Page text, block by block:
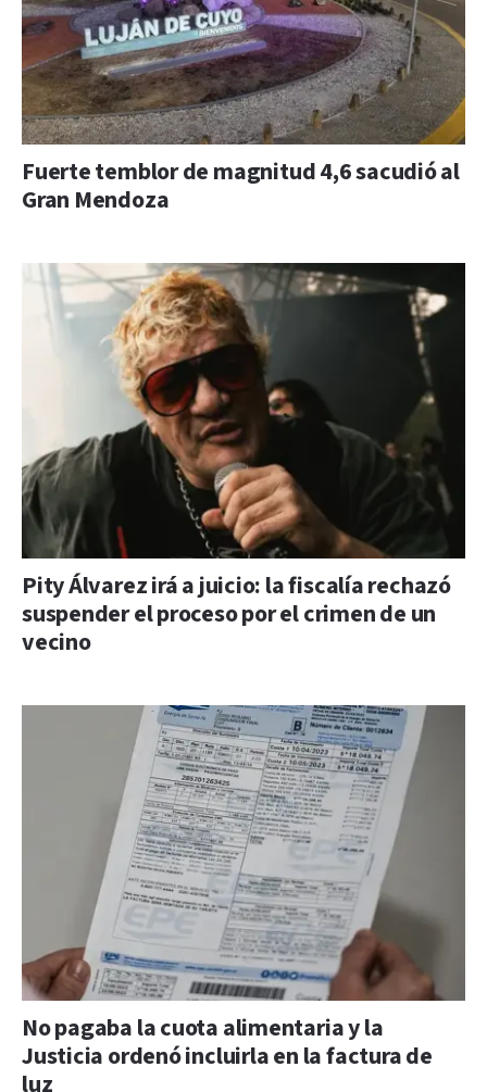
Fuerte temblor de magnitud 4,6 sacudió al
Gran Mendoza
Pity Álvarez irá a juicio: la fiscalía rechazó
suspender el proceso por el crimen de un
vecino
No pagaba la cuota alimentaria y la
Justicia ordenó incluirla en la factura de
luz